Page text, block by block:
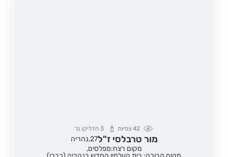
42צפיות 3 הדליקו נר
מור טרבלסי ז"ל27, נהריה
מקום רצח:מפלסים,